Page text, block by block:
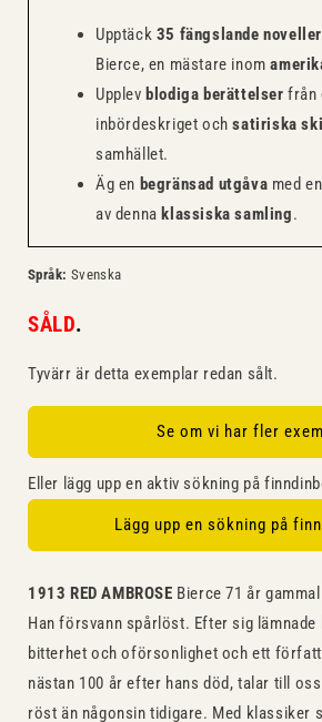
Upptäck 35 fängslande noveller
Bierce, en mästare inom
Upplev blodiga berättelser från
inbördeskriget ochsatiriska
samhället.
Äg en begränsad utgåva med
av denna klassiska samling.
Språk: Svenska
SÅLD.
Tyvärr är detta exemplar redan sålt.
Se om vi har fler
Eller lägg upp en aktiv sökning på
Lägg upp en sökning på
1913 RED AMBROSE Bierce 71 år
Han försvann spårlöst. Efter sig lämnade
bitterhet och oförsonlighet och ett
nästan 100 år efter hans död, talar till
röst än någonsin tidigare. Med klassiker